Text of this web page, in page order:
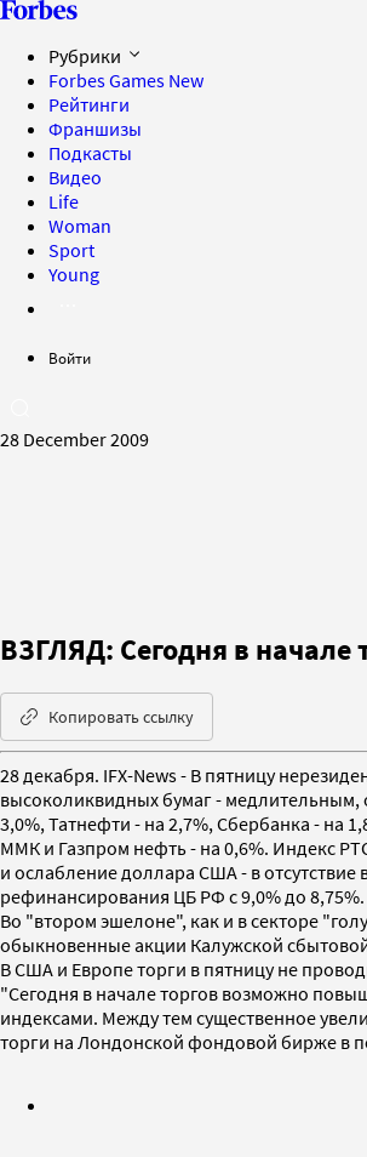
Рубрики
Forbes Games New
Рейтинги
Франшизы
Подкасты
Видео
Life
Woman
Sport
Young
Войти
28 December 2009
ВЗГЛЯД: Сегодня в
Копировать ссылку
28 декабря. IFX-News - В пятницу
высоколиквидных бумаг -
3,0%, Татнефти - на 2,7%, Сбербанка - на
ММК и Газпром нефть - на 0,6%. Индекс
и ослабление доллара США - в
рефинансирования ЦБ РФ с 9,0% до 8,75%.
Во "втором эшелоне", как и в секторе
обыкновенные акции Калужской
В США и Европе торги в пятницу не
"Сегодня в начале торгов возможно
индексами. Между тем существенное
торги на Лондонской фондовой бирже в